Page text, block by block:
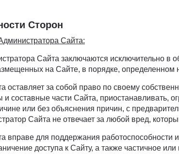
Сторон
Сайта:
Сайта заключаются исключительно в
на Сайте, в порядке,
оставляет за собой право по своему
составные части Сайта, приостанавливать,
или без объяснения причин, с
Сайта не отвечает за любой вред,
вправе для поддержания
доступа к Сайту, а также частичное